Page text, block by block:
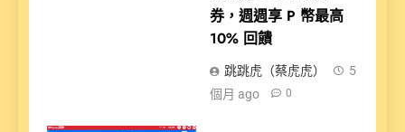
券，週週享 P 幣最高
10% 回饋
跳跳虎（蔡虎虎）
5
個月 ago
0